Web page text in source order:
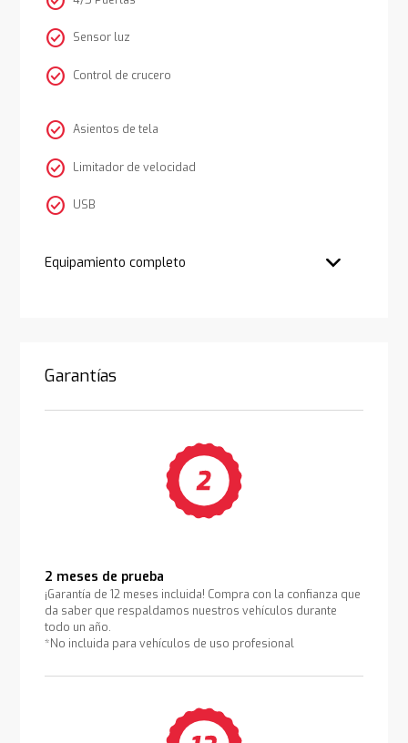
check_circle Sensor luz
check_circle Control de crucero
check_circle Asientos de tela
check_circle Limitador de velocidad
check_circle USB
Equipamiento completo
Garantías
2 meses de prueba
¡Garantía de 12 meses incluida! Compra con la confianza que
da saber que respaldamos nuestros vehículos durante
todo un año.
*No incluida para vehículos de uso profesional